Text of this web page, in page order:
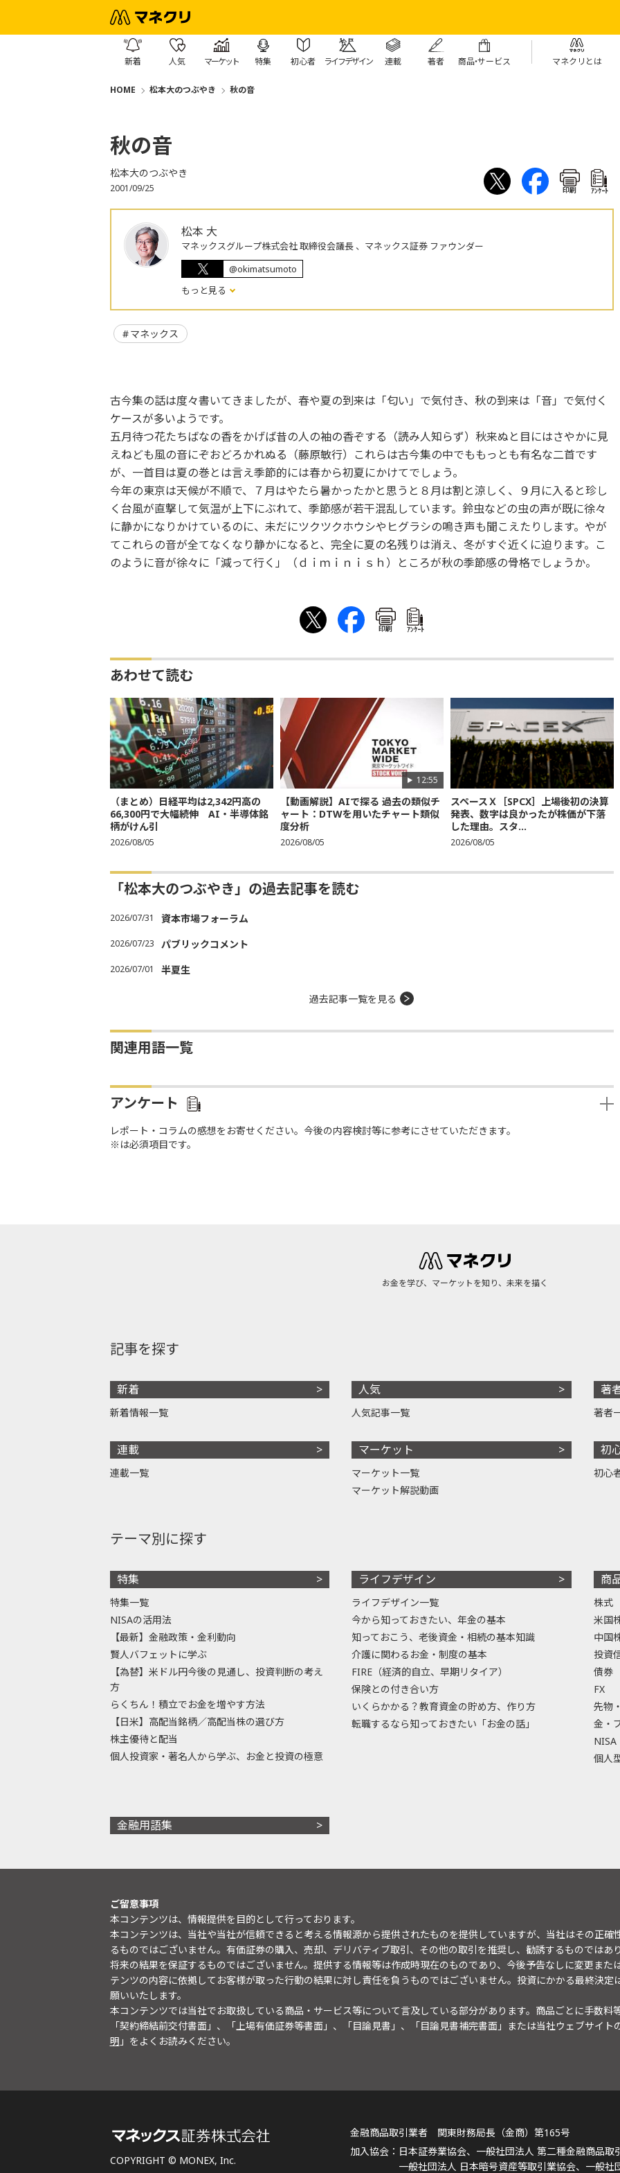
新着 人気 マーケット 特集 初心者 ライフデザイン 連載 著者 商品・サービス マネクリとは
HOME 松本大のつぶやき 秋の音
秋の音
松本大のつぶやき
2001/09/25 印刷 ｱﾝｹｰﾄ
松本 大
マネックスグループ株式会社 取締役会議長 、マネックス証券 ファウンダー
@okimatsumoto
もっと見る
マネックス
古今集の話は度々書いてきましたが、春や夏の到来は「匂い」で気付き、秋の到来は「音」で気付く
ケースが多いようです。
五月待つ花たちばなの香をかげば昔の人の袖の香ぞする（読み人知らず）秋来ぬと目にはさやかに見
えねども風の音にぞおどろかれぬる（藤原敏行）これらは古今集の中でももっとも有名な二首です
が、一首目は夏の巻とは言え季節的には春から初夏にかけてでしょう。
今年の東京は天候が不順で、７月はやたら暑かったかと思うと８月は割と涼しく、９月に入ると珍し
く台風が直撃して気温が上下にぶれて、季節感が若干混乱しています。鈴虫などの虫の声が既に徐々
に静かになりかけているのに、未だにツクツクホウシやヒグラシの鳴き声も聞こえたりします。やが
てこれらの音が全てなくなり静かになると、完全に夏の名残りは消え、冬がすぐ近くに迫ります。こ
のように音が徐々に「減って行く」（ｄｉｍｉｎｉｓｈ）ところが秋の季節感の骨格でしょうか。
印刷 ｱﾝｹｰﾄ
あわせて読む
（まとめ）日経平均は2,342円高の
66,300円で大幅続伸 AI・半導体銘
柄がけん引
2026/08/05
12:55
【動画解説】AIで探る 過去の類似チ
ャート：DTWを用いたチャート類似
度分析
2026/08/05
スペースＸ［SPCX］上場後初の決算
発表、数字は良かったが株価が下落
した理由。スタ...
2026/08/05
「松本大のつぶやき」の過去記事を読む
2026/07/31 資本市場フォーラム
2026/07/23 パブリックコメント
2026/07/01 半夏生
過去記事一覧を見る
関連用語一覧
アンケート
レポート・コラムの感想をお寄せください。今後の内容検討等に参考にさせていただきます。
※は必須項目です。
お金を学び、マーケットを知り、未来を描く
記事を探す
新着
新着情報一覧
連載
連載一覧
人気
人気記事一覧
マーケット
マーケット一覧
マーケット解説動画
著
著者
初
初心
テーマ別に探す
特集
特集一覧
NISAの活用法
【最新】金融政策・金利動向
賢人バフェットに学ぶ
【為替】米ドル円今後の見通し、投資判断の考え
方
らくちん！積立でお金を増やす方法
【日米】高配当銘柄／高配当株の選び方
株主優待と配当
個人投資家・著名人から学ぶ、お金と投資の極意
ライフデザイン
ライフデザイン一覧
今から知っておきたい、年金の基本
知っておこう、老後資金・相続の基本知識
介護に関わるお金・制度の基本
FIRE（経済的自立、早期リタイア）
保険との付き合い方
いくらかかる？教育資金の貯め方、作り方
転職するなら知っておきたい「お金の話」
商
株式
米国
中国
投資
債券
FX
先物
金・
NISA
個人
金融用語集
ご留意事項
本コンテンツは、情報提供を目的として行っております。
本コンテンツは、当社や当社が信頼できると考える情報源から提供されたものを提供していますが、当社はその正
るものではございません。有価証券の購入、売却、デリバティブ取引、その他の取引を推奨し、勧誘するものではあ
将来の結果を保証するものではございません。提供する情報等は作成時現在のものであり、今後予告なしに変更また
テンツの内容に依拠してお客様が取った行動の結果に対し責任を負うものではございません。投資にかかる最終決
願いいたします。
本コンテンツでは当社でお取扱している商品・サービス等について言及している部分があります。商品ごとに手数料
「契約締結前交付書面」、「上場有価証券等書面」、「目論見書」、「目論見書補完書面」または当社ウェブサイト
明 」をよくお読みください。
COPYRIGHT © MONEX, Inc.
金融商品取引業者 関東財務局長（金商）第165号
日本証券業協会、一般社団法人 第二種金融商品取
一般社団法人 日本暗号資産等取引業協会、一般社